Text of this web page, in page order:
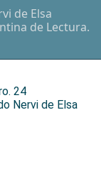
de Elsa
de Lectura.
24
Nervi de Elsa